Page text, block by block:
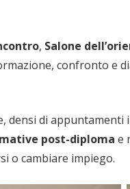
, Salone
confronto
densi di
post-diploma e
o cambiare impiego.